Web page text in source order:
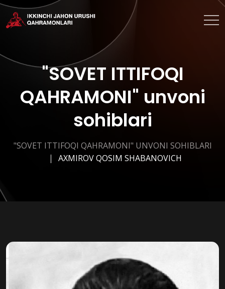
"SOVET ITTIFOQI
QAHRAMONI" unvoni
sohiblari
"SOVET ITTIFOQI QAHRAMONI" UNVONI SOHIBLARI
AXMIROV QOSIM SHABANOVICH